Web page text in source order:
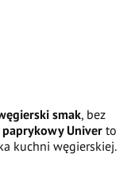
smak, bez
Univer to
kuchni węgierskiej.